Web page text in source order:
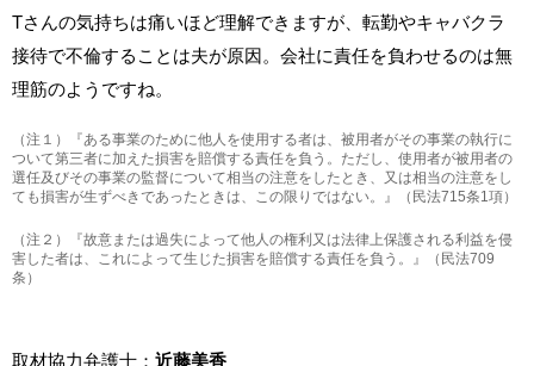
Tさんの気持ちは痛いほど理解できますが、転勤やキャバクラ
接待で不倫することは夫が原因。会社に責任を負わせるのは無
理筋のようですね。
（注１）『ある事業のために他人を使用する者は、被用者がその事業の執行に
ついて第三者に加えた損害を賠償する責任を負う。ただし、使用者が被用者の
選任及びその事業の監督について相当の注意をしたとき、又は相当の注意をし
ても損害が生ずべきであったときは、この限りではない。』（民法715条1項）
（注２）『故意または過失によって他人の権利又は法律上保護される利益を侵
害した者は、これによって生じた損害を賠償する責任を負う。』（民法709
条）
取材協力弁護士： 近藤美香